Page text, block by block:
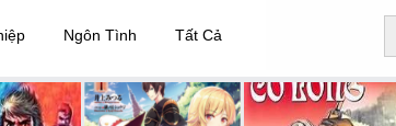
Ngôn Tình Tất Cả